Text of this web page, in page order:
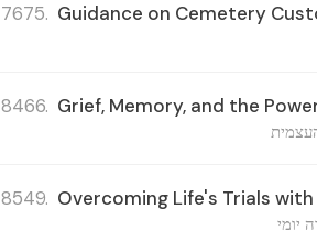
7675. Guidance on Cemetery
8466. Grief, Memory, and the
8549. Overcoming Life's Trials
יומי